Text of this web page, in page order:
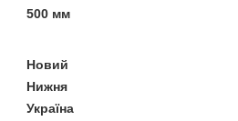
500 мм
Новий
Нижня
Україна